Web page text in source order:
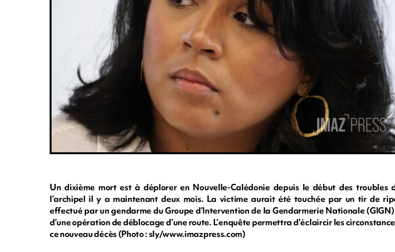
Un dixième mort est à déplorer en Nouvelle-Calédonie depuis le début des troubles
l’archipel il y a maintenant deux mois. La victime aurait été touchée par un tir de
effectué par un gendarme du Groupe d’Intervention de la Gendarmerie Nationale
d’une opération de déblocage d’une route. L’enquête permettra d’éclaircir les
ce nouveau décès (Photo : sly/www.imazpress.com)